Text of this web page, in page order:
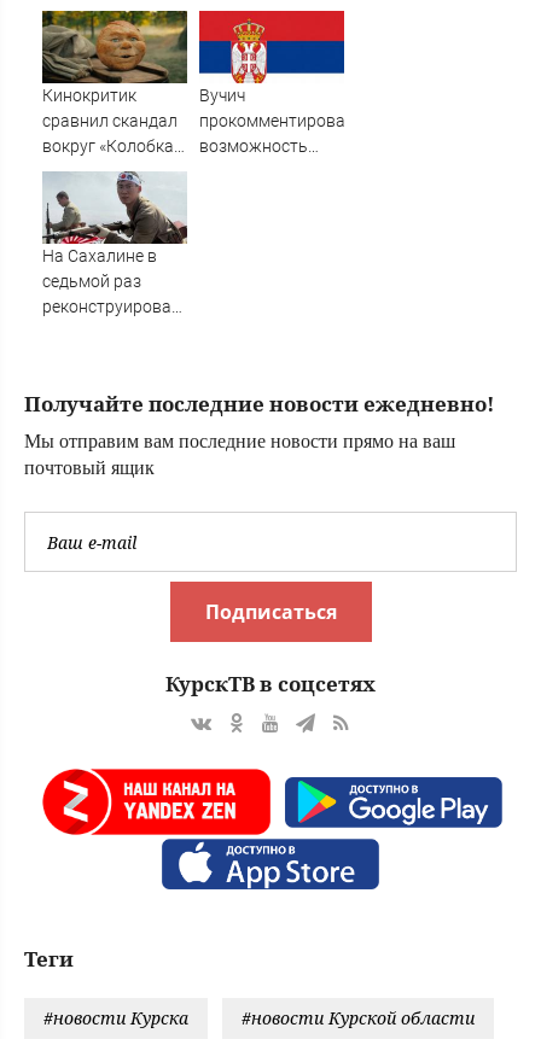
о чужой семье:
крутые повороты
в судьбе Инги
Оболдиной ✿✔️
Донбасса
Кинокритик
сравнил скандал
вокруг «Колобка»
с историей
«Соника»
и «Одиссеей»
Вучич
прокомментировал
возможность
На Сахалине в
седьмой раз
реконструировали
Получайте последние новости ежедневно!
Мы отправим вам последние новости прямо на ваш
почтовый ящик
Подписаться
КурскТВ в соцсетях
Теги
#новости Курска #новости Курской области